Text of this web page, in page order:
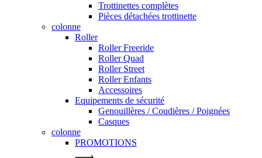
Trottinettes complètes
Pièces détachées trottinette
colonne
Roller
Roller Freeride
Roller Quad
Roller Street
Roller Enfants
Accessoires
Equipements de sécurité
Genouillères / Coudières / Poignées
Casques
colonne
PROMOTIONS